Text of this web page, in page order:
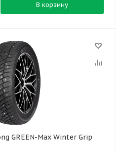
В корзину
GREEN-Max Winter Grip